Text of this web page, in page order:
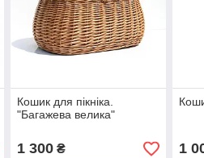
Кошик для пікніка.
"Багажева велика"
1 300₴ 1